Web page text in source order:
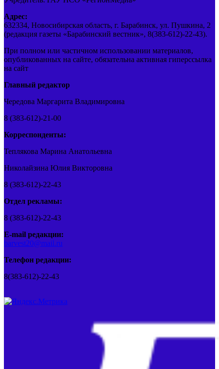
Адрес:
632334, Новосибирская область, г. Барабинск, ул. Пушкина, 2
(редакция газеты «Барабинский вестник», 8(383-612)-22-43).
При полном или частичном использовании материалов,
опубликованных на сайте, обязательна активная гиперссылка
на сайт
Главный редактор
Чередова Маргарита Владимировна
8 (383-612)-21-00
Корреспонденты:
Теплякова Марина Анатольевна
Николайзина Юлия Викторовна
8 (383-612)-22-43
Отдел рекламы:
8 (383-612)-22-43
E-mail редакции:
barvest20@mail.ru
Телефон редакции:
8(383-612)-22-43